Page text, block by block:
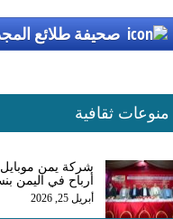
صحيفة طلائع
منوعات ثقافية
شركة يمن موبايل
أرباح في اليمن
أبريل 25, 2026